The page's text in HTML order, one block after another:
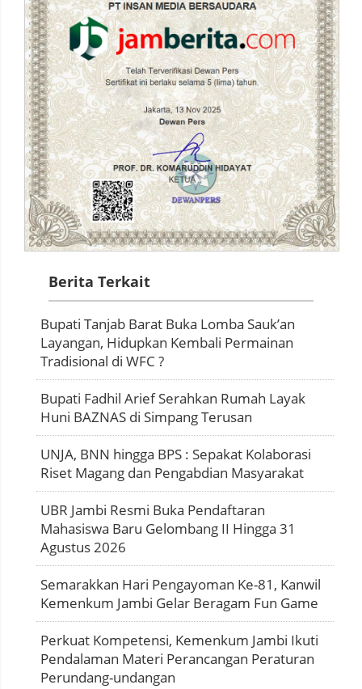
Berita Terkait
Bupati Tanjab Barat Buka Lomba Sauk’an
Layangan, Hidupkan Kembali Permainan
Tradisional di WFC ?
Bupati Fadhil Arief Serahkan Rumah Layak
Huni BAZNAS di Simpang Terusan
UNJA, BNN hingga BPS : Sepakat Kolaborasi
Riset Magang dan Pengabdian Masyarakat
UBR Jambi Resmi Buka Pendaftaran
Mahasiswa Baru Gelombang II Hingga 31
Agustus 2026
Semarakkan Hari Pengayoman Ke-81, Kanwil
Kemenkum Jambi Gelar Beragam Fun Game
Perkuat Kompetensi, Kemenkum Jambi Ikuti
Pendalaman Materi Perancangan Peraturan
Perundang-undangan